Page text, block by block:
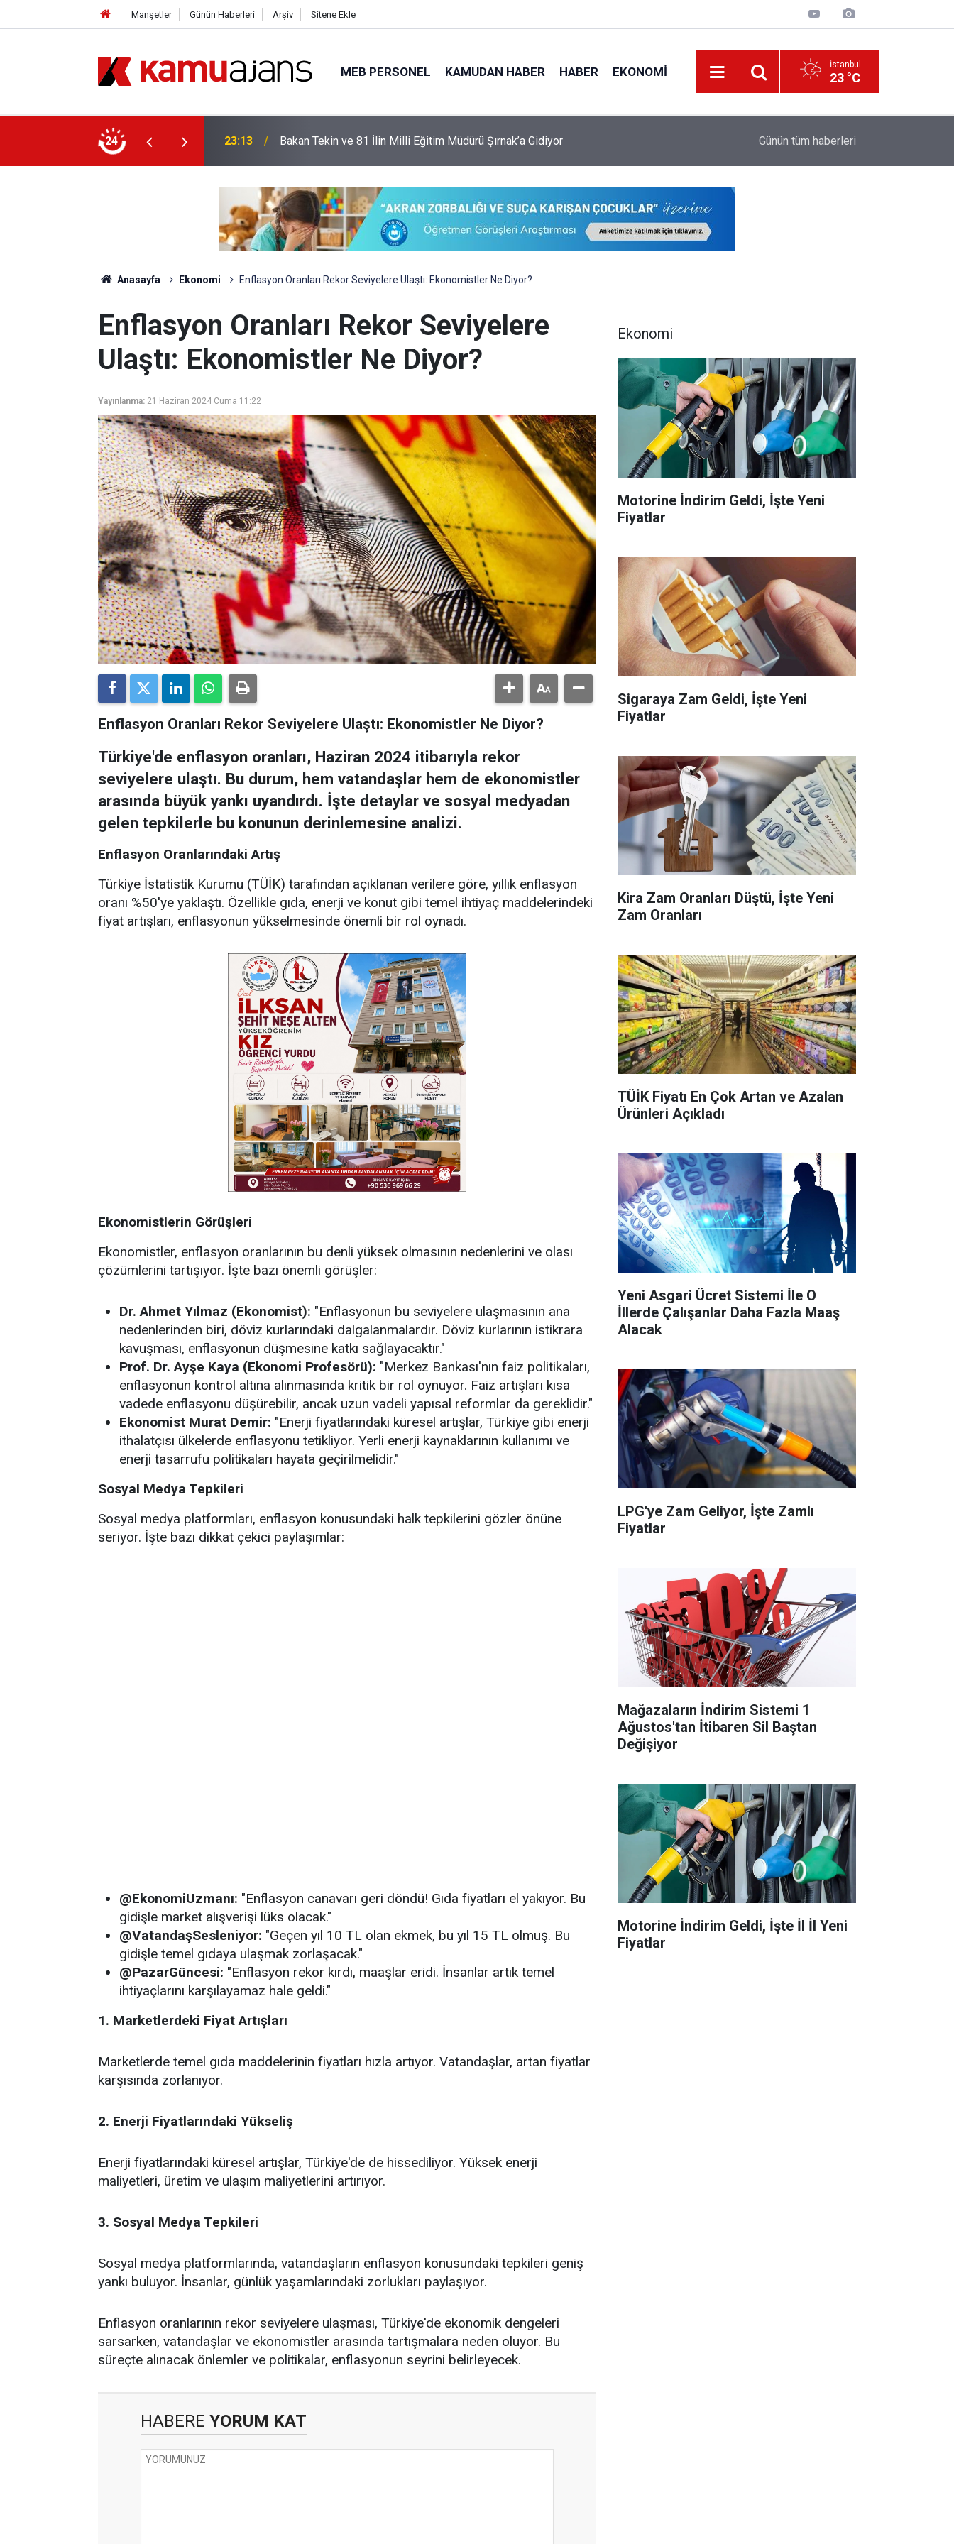
Manşetler Günün Haberleri Arşiv Sitene Ekle
MEB PERSONEL KAMUDAN HABER HABER EKONOMI İstanbul
23 °C
24
Üyesi Alacak: İşte Bölüm Bölüm Tüm
23:13 Bakan Tekin ve 81 İlin Milli Eğitim Müdürü Şırnak’a Gidiyor LGS'de İstanbul'un Şampiyon Okulları Belli Oldu!
Günün tüm haberleri
Anasayfa Ekonomi Enflasyon Oranları Rekor Seviyelere Ulaştı: Ekonomistler Ne Diyor?
Enflasyon Oranları Rekor Seviyelere
Ulaştı: Ekonomistler Ne Diyor?
Yayınlanma: 21 Haziran 2024 Cuma 11:22
Enflasyon Oranları Rekor Seviyelere Ulaştı: Ekonomistler Ne Diyor?
Türkiye'de enflasyon oranları, Haziran 2024 itibarıyla rekor
seviyelere ulaştı. Bu durum, hem vatandaşlar hem de ekonomistler
arasında büyük yankı uyandırdı. İşte detaylar ve sosyal medyadan
gelen tepkilerle bu konunun derinlemesine analizi.
Enflasyon Oranlarındaki Artış
Türkiye İstatistik Kurumu (TÜİK) tarafından açıklanan verilere göre, yıllık enflasyon
oranı %50'ye yaklaştı. Özellikle gıda, enerji ve konut gibi temel ihtiyaç maddelerindeki
fiyat artışları, enflasyonun yükselmesinde önemli bir rol oynadı.
Ekonomistlerin Görüşleri
Ekonomistler, enflasyon oranlarının bu denli yüksek olmasının nedenlerini ve olası
çözümlerini tartışıyor. İşte bazı önemli görüşler:
Dr. Ahmet Yılmaz (Ekonomist): "Enflasyonun bu seviyelere ulaşmasının ana
nedenlerinden biri, döviz kurlarındaki dalgalanmalardır. Döviz kurlarının istikrara
kavuşması, enflasyonun düşmesine katkı sağlayacaktır."
Prof. Dr. Ayşe Kaya (Ekonomi Profesörü): "Merkez Bankası'nın faiz politikaları,
enflasyonun kontrol altına alınmasında kritik bir rol oynuyor. Faiz artışları kısa
vadede enflasyonu düşürebilir, ancak uzun vadeli yapısal reformlar da gereklidir."
Ekonomist Murat Demir: "Enerji fiyatlarındaki küresel artışlar, Türkiye gibi enerji
ithalatçısı ülkelerde enflasyonu tetikliyor. Yerli enerji kaynaklarının kullanımı ve
enerji tasarrufu politikaları hayata geçirilmelidir."
Sosyal Medya Tepkileri
Sosyal medya platformları, enflasyon konusundaki halk tepkilerini gözler önüne
seriyor. İşte bazı dikkat çekici paylaşımlar:
@EkonomiUzmanı: "Enflasyon canavarı geri döndü! Gıda fiyatları el yakıyor. Bu
gidişle market alışverişi lüks olacak."
@VatandaşSesleniyor: "Geçen yıl 10 TL olan ekmek, bu yıl 15 TL olmuş. Bu
gidişle temel gıdaya ulaşmak zorlaşacak."
@PazarGüncesi: "Enflasyon rekor kırdı, maaşlar eridi. İnsanlar artık temel
ihtiyaçlarını karşılayamaz hale geldi."
1. Marketlerdeki Fiyat Artışları
Marketlerde temel gıda maddelerinin fiyatları hızla artıyor. Vatandaşlar, artan fiyatlar
karşısında zorlanıyor.
2. Enerji Fiyatlarındaki Yükseliş
Enerji fiyatlarındaki küresel artışlar, Türkiye'de de hissediliyor. Yüksek enerji
maliyetleri, üretim ve ulaşım maliyetlerini artırıyor.
3. Sosyal Medya Tepkileri
Sosyal medya platformlarında, vatandaşların enflasyon konusundaki tepkileri geniş
yankı buluyor. İnsanlar, günlük yaşamlarındaki zorlukları paylaşıyor.
Enflasyon oranlarının rekor seviyelere ulaşması, Türkiye'de ekonomik dengeleri
sarsarken, vatandaşlar ve ekonomistler arasında tartışmalara neden oluyor. Bu
süreçte alınacak önlemler ve politikalar, enflasyonun seyrini belirleyecek.
HABERE YORUM KAT
Ekonomi
Motorine İndirim Geldi, İşte Yeni
Fiyatlar
Sigaraya Zam Geldi, İşte Yeni
Fiyatlar
Kira Zam Oranları Düştü, İşte Yeni
Zam Oranları
TÜİK Fiyatı En Çok Artan ve Azalan
Ürünleri Açıkladı
Yeni Asgari Ücret Sistemi İle O
İllerde Çalışanlar Daha Fazla Maaş
Alacak
LPG'ye Zam Geliyor, İşte Zamlı
Fiyatlar
Mağazaların İndirim Sistemi 1
Ağustos'tan İtibaren Sil Baştan
Değişiyor
Motorine İndirim Geldi, İşte İl İl Yeni
Fiyatlar